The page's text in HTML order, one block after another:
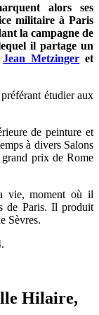
alors ses
militaire à Paris
la campagne de
il partage un
Jean Metzinger et
étudier aux
de peinture et
à divers Salons
prix de Rome
vie, moment où il
de Paris. Il produit
Sèvres.
Hilaire,